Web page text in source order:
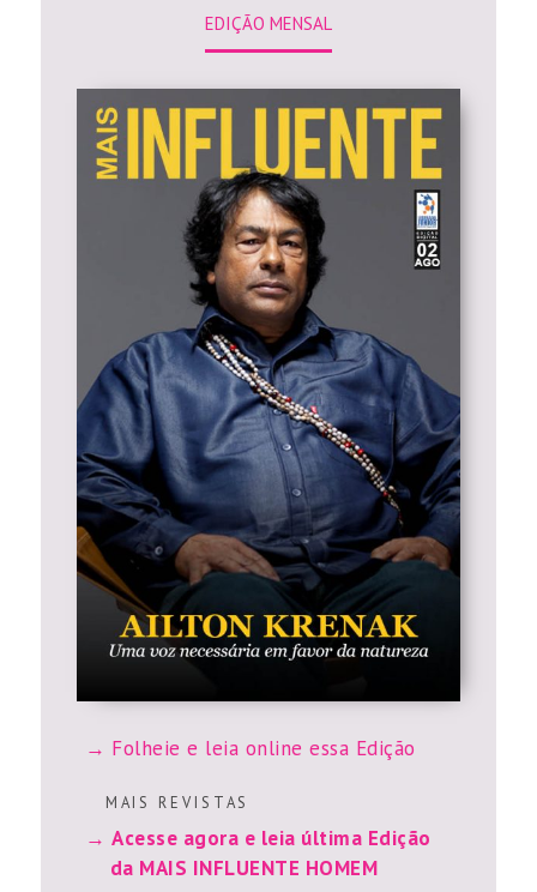
EDIÇÃO MENSAL
Folheie e leia online essa Edição
M A I S R E V I S T A S
Acesse agora e leia última Edição
da MAIS INFLUENTE HOMEM